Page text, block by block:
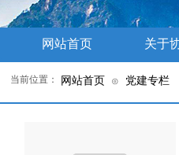
网站首页 关于
网站首页 ⊙ 党建专栏
当前位置：